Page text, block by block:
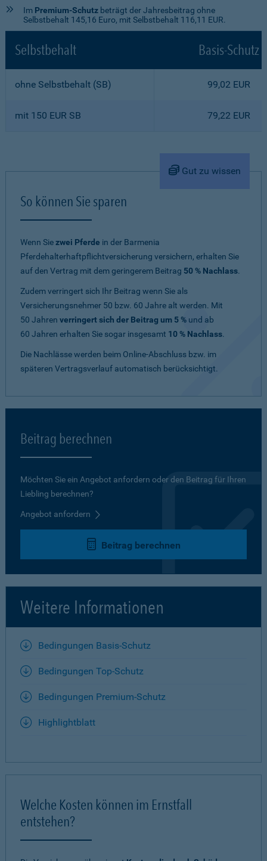
Im Premium-Schutz beträgt der Jahresbeitrag ohne
Selbstbehalt 145,16 Euro, mit Selbstbehalt 116,11 EUR.
Selbstbehalt Basis-Schutz
ohne Selbstbehalt (SB) 99,02 EUR
mit 150 EUR SB 79,22 EUR
Gut zu wissen
So können Sie sparen
Wenn Siezwei Pferde in der Barmenia
Pferdehalterhaftpflichtversicherung versichern, erhalten Sie
auf den Vertrag mit dem geringerem Beitrag 50 % Nachlass.
Zudem verringert sich Ihr Beitrag wenn Sie als
Versicherungsnehmer 50 bzw. 60 Jahre alt werden. Mit
50 Jahren verringert sich der Beitrag um 5 % und ab
60 Jahren erhalten Sie sogar insgesamt 10 % Nachlass.
Die Nachlässe werden beim Online-Abschluss bzw. im
späteren Vertragsverlauf automatisch berücksichtigt.
Beitrag berechnen
Möchten Sie ein Angebot anfordern oder den Beitrag für Ihren
Liebling berechnen?
Angebot anfordern
Beitrag berechnen
Weitere Informationen
Bedingungen Basis-Schutz
Bedingungen Top-Schutz
Bedingungen Premium-Schutz
Highlightblatt
Welche Kosten können im Ernstfall
entstehen?